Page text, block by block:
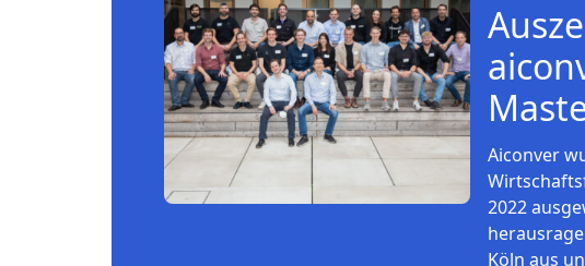
Aiconver
2022
Köln aus